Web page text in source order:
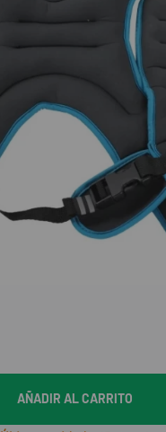
AÑADIR AL CARRITO